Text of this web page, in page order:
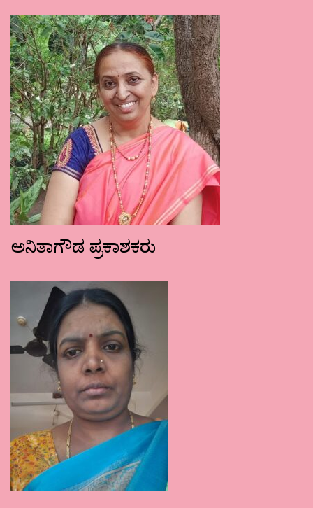
ಅನಿತಾಗೌಡ ಪ್ರಕಾಶಕರು